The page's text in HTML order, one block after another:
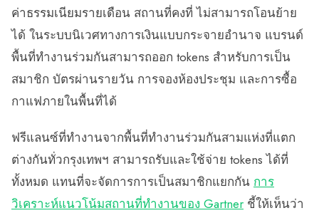
ค่าธรรมเนียมรายเดือน สถานที่คงที่ ไม่สามารถโอนย้าย
ได้ ในระบบนิเวศทางการเงินแบบกระจายอำนาจ แบรนด์
พื้นที่ทำงานร่วมกันสามารถออก tokens สำหรับการเป็น
สมาชิก บัตรผ่านรายวัน การจองห้องประชุม และการซื้อ
กาแฟภายในพื้นที่ได้
ฟรีแลนซ์ที่ทำงานจากพื้นที่ทำงานร่วมกันสามแห่งที่แตก
ต่างกันทั่วกรุงเทพฯ สามารถรับและใช้จ่าย tokens ได้ที่
ทั้งหมด แทนที่จะจัดการการเป็นสมาชิกแยกกัน การ
วิเคราะห์แนวโน้มสถานที่ทำงานของ Gartner ชี้ให้เห็นว่า